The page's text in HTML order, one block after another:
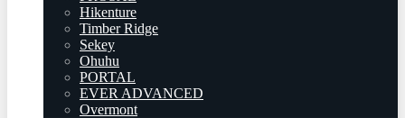
Hikenture
Timber Ridge
Sekey
Ohuhu
PORTAL
EVER ADVANCED
Overmont